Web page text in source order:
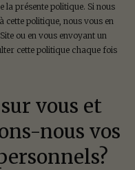
la présente politique. Si nous
politique, nous vous en
ou en vous envoyant un
cette politique chaque fois
vous et
nous vos